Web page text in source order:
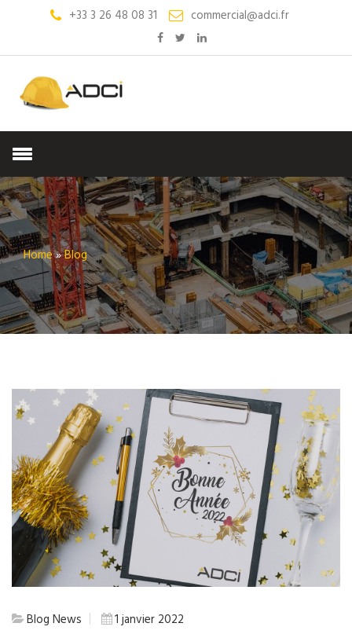
+33 3 26 48 08 31 commercial@adci.fr
Home»Blog
Blog News 1 janvier 2022